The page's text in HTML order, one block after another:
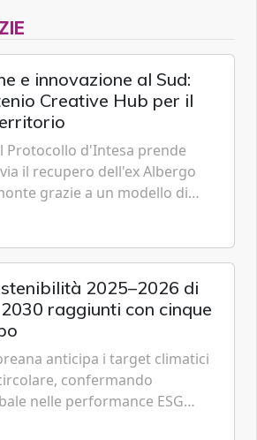
e innovazione al Sud:
Creative Hub per il
Protocollo d'Intesa prende
il recupero dell'ex Albergo
grazie a un modello di
privato e a una rete di
2025–2026 di
raggiunti con cinque
anticipa i target climatici
confermando
nelle performance ESG
accessibilità e governance